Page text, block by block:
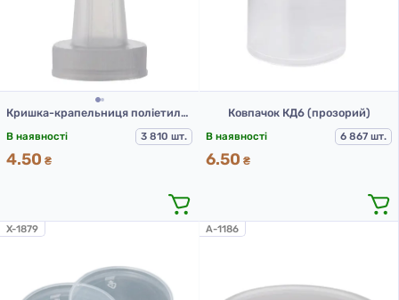
Кришка-крапельниця поліетиленова вертикальна типу КППВ-1-20
В наявності 3 810 шт.
4.50 ₴
Ковпачок КД6 (прозорий)
В наявності 6 867 шт.
6.50 ₴
X-1879 A-1186